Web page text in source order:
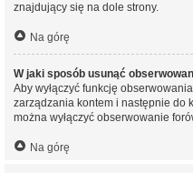
znajdujący się na dole strony.
Na górę
W jaki sposób usunąć
Aby wyłączyć funkcję
zarządzania kontem i następnie do
można wyłączyć obserwowanie
Na górę